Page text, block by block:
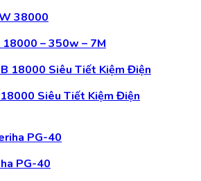
18000 – 350w – 7M
Siêu Tiết Kiệm Điện
PG-40